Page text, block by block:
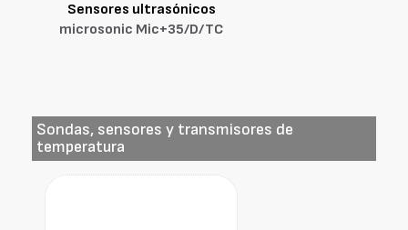
Sensores ultrasónicos
microsonic Mic+35/D/TC
Sondas, sensores y transmisores de
temperatura